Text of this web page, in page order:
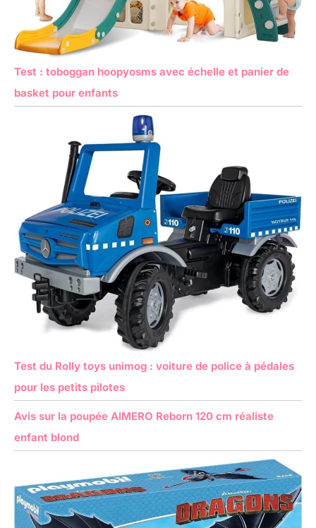
Test : toboggan hoopyosms avec échelle et panier de
basket pour enfants
Test du Rolly toys unimog : voiture de police à pédales
pour les petits pilotes
Avis sur la poupée AIMERO Reborn 120 cm réaliste
enfant blond